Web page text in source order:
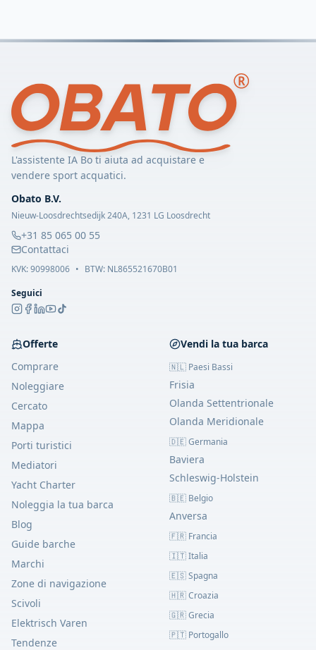
L'assistente IA Bo ti aiuta ad acquistare e
vendere sport acquatici.
Obato B.V.
Nieuw-Loosdrechtsedijk 240A, 1231 LG Loosdrecht
+31 85 065 00 55
Contattaci
KVK:90998006 • BTW: NL865521670B01
Seguici
Offerte
Comprare
Noleggiare
Cercato
Mappa
Porti turistici
Mediatori
Yacht Charter
Noleggia la tua barca
Blog
Guide barche
Marchi
Zone di navigazione
Scivoli
Elektrisch Varen
Tendenze
Vendi la tua barca
🇳🇱 Paesi Bassi
Frisia
Olanda Settentrionale
Olanda Meridionale
🇩🇪 Germania
Baviera
Schleswig-Holstein
🇧🇪 Belgio
Anversa
🇫🇷 Francia
🇮🇹 Italia
🇪🇸 Spagna
🇭🇷 Croazia
🇬🇷 Grecia
🇵🇹 Portogallo